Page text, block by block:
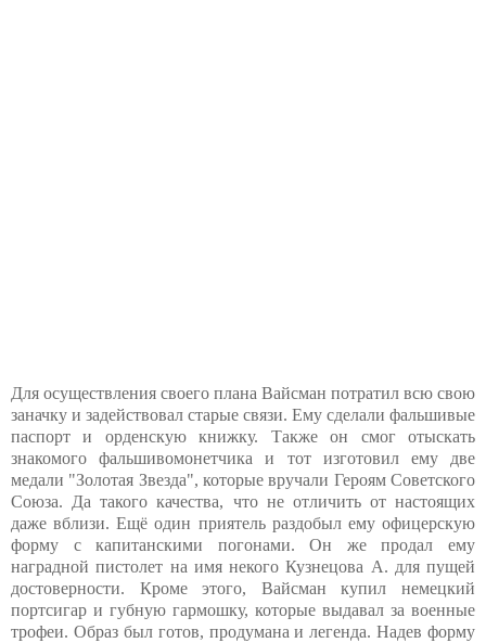
Для осуществления своего плана Вайсман потратил всю свою
заначку и задействовал старые связи. Ему сделали фальшивые
паспорт и орденскую книжку. Также он смог отыскать
знакомого фальшивомонетчика и тот изготовил ему две
медали "Золотая Звезда", которые вручали Героям Советского
Союза. Да такого качества, что не отличить от настоящих
даже вблизи. Ещё один приятель раздобыл ему офицерскую
форму с капитанскими погонами. Он же продал ему
наградной пистолет на имя некого Кузнецова А. для пущей
достоверности. Кроме этого, Вайсман купил немецкий
портсигар и губную гармошку, которые выдавал за военные
трофеи. Образ был готов, продумана и легенда. Надев форму